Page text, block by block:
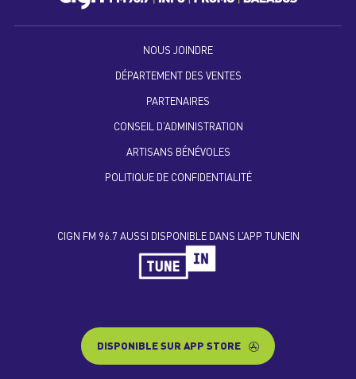
NOUS JOINDRE
DÉPARTEMENT DES VENTES
PARTENAIRES
CONSEIL D’ADMINISTRATION
ARTISANS BÉNÉVOLES
POLITIQUE DE CONFIDENTIALITÉ
CIGN FM 96.7 AUSSI DISPONIBLE DANS L’APP TUNEIN
DISPONIBLE SUR APP STORE